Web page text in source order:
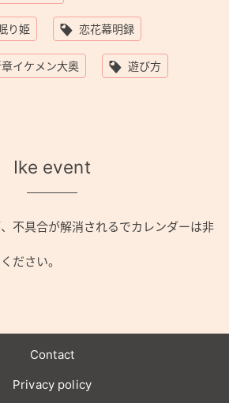
り姫 恋花幕明録
イケメン大奥 遊び方
Ike event
不具合が解消されるでカレンダーは非
ださい。
Contact
Privacy policy